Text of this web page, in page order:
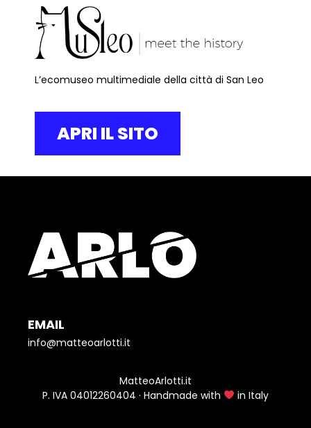
L’ecomuseo multimediale della città di San Leo
APRI IL SITO
EMAIL
info@matteoarlotti.it
MatteoArlotti.it
P. IVA 04012260404 · Handmade with
in Italy